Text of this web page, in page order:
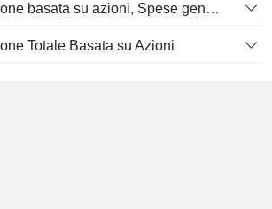
Compensazione basata su azioni, Spese generali e amministrative (Totale)
Totale Basata su Azioni